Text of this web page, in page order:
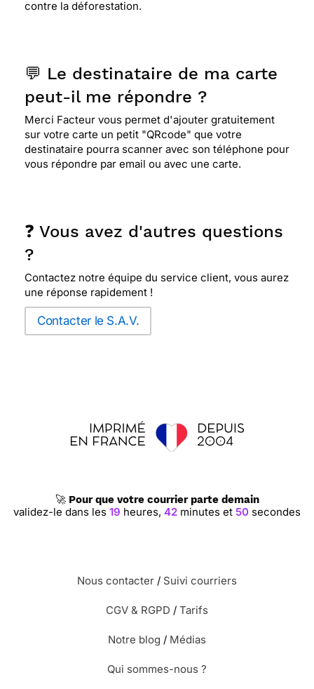
contre la déforestation.
💬 Le destinataire de ma carte
peut-il me répondre ?
Merci Facteur vous permet d'ajouter gratuitement
sur votre carte un petit "QRcode" que votre
destinataire pourra scanner avec son téléphone pour
vous répondre par email ou avec une carte.
❓ Vous avez d'autres questions
?
Contactez notre équipe du service client, vous aurez
une réponse rapidement !
Contacter le S.A.V.
🚀 Pour que votre courrier parte demain
validez-le dans les 19 heures, 42 minutes et 50 secondes
Nous contacter / Suivi courriers
CGV & RGPD / Tarifs
Notre blog / Médias
Qui sommes-nous ?